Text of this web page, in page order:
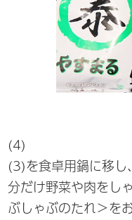
(4)
(3)を食卓用鍋に移し
分だけ野菜や肉をし
ぶしゃぶのたれ＞を